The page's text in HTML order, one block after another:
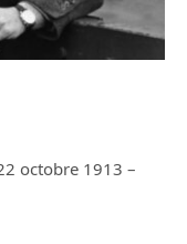
octobre 1913 –